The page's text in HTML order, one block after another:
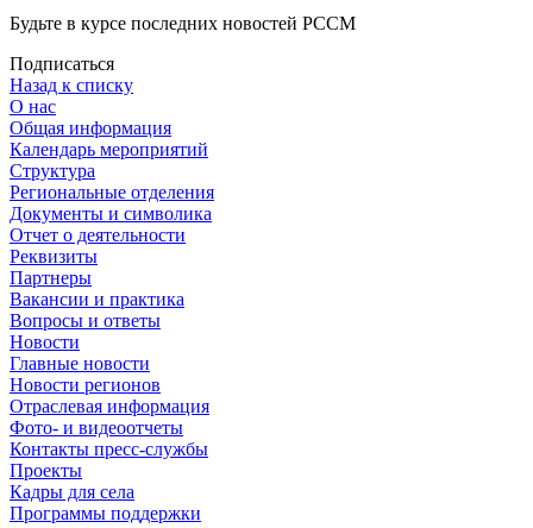
Будьте в курсе последних новостей РССМ
Подписаться
Назад к списку
О нас
Общая информация
Календарь мероприятий
Структура
Региональные отделения
Документы и символика
Отчет о деятельности
Реквизиты
Партнеры
Вакансии и практика
Вопросы и ответы
Новости
Главные новости
Новости регионов
Отраслевая информация
Фото- и видеоотчеты
Контакты пресс-службы
Проекты
Кадры для села
Программы поддержки